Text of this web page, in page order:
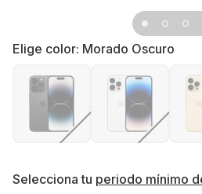
Elige color: Morado Oscuro
Selecciona tu periodo mínimo